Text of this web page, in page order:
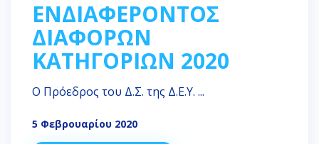
ΕΝΔΙΑΦΕΡΟΝΤΟΣ
ΔΙΑΦΟΡΩΝ
ΚΑΤΗΓΟΡΙΩΝ 2020
Ο Πρόεδρος του Δ.Σ. της Δ.Ε.Υ. ...
5 Φεβρουαρίου 2020